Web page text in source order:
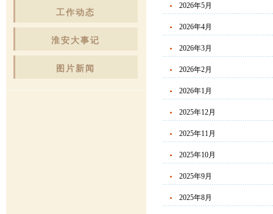
工作动态
淮安大事记
图片新闻
2026年5月
2026年4月
2026年3月
2026年2月
2026年1月
2025年12月
2025年11月
2025年10月
2025年9月
2025年8月